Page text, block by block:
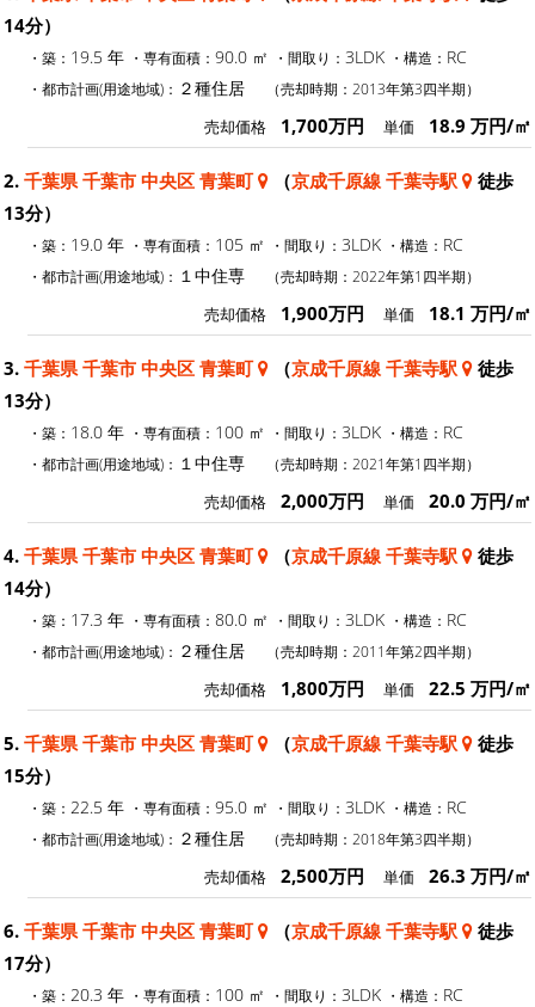
14分）
・築： 19.5 年 ・専有面積： 90.0 ㎡ ・間取り： 3LDK ・構造： RC
・都市計画(用途地域)： ２種住居 （売却時期：2013年第3四半期）
売却価格 1,700万円 単価 18.9 万円/㎡
2. 千葉県 千葉市 中央区 青葉町 （京成千原線 千葉寺駅
徒歩
13分）
・築： 19.0 年 ・専有面積： 105 ㎡ ・間取り： 3LDK ・構造： RC
・都市計画(用途地域)： １中住専 （売却時期：2022年第1四半期）
売却価格 1,900万円 単価 18.1 万円/㎡
3. 千葉県 千葉市 中央区 青葉町 （京成千原線 千葉寺駅
徒歩
13分）
・築： 18.0 年 ・専有面積： 100 ㎡ ・間取り： 3LDK ・構造： RC
・都市計画(用途地域)： １中住専 （売却時期：2021年第1四半期）
売却価格 2,000万円 単価 20.0 万円/㎡
4. 千葉県 千葉市 中央区 青葉町 （京成千原線 千葉寺駅
徒歩
14分）
・築： 17.3 年 ・専有面積： 80.0 ㎡ ・間取り： 3LDK ・構造： RC
・都市計画(用途地域)： ２種住居 （売却時期：2011年第2四半期）
売却価格 1,800万円 単価 22.5 万円/㎡
5. 千葉県 千葉市 中央区 青葉町 （京成千原線 千葉寺駅
徒歩
15分）
・築： 22.5 年 ・専有面積： 95.0 ㎡ ・間取り： 3LDK ・構造： RC
・都市計画(用途地域)： ２種住居 （売却時期：2018年第3四半期）
売却価格 2,500万円 単価 26.3 万円/㎡
6. 千葉県 千葉市 中央区 青葉町 （京成千原線 千葉寺駅
徒歩
17分）
・築： 20.3 年 ・専有面積： 100 ㎡ ・間取り： 3LDK ・構造： RC